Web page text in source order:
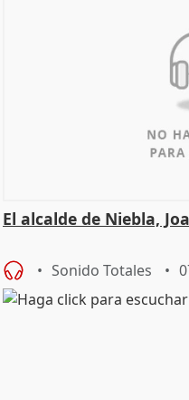
El alcalde de Niebla,
Sonido Totales